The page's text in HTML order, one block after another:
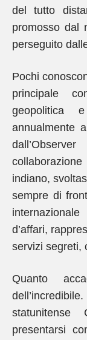
del tutto
promosso dal
perseguito
Pochi
principale
geopolitica
annualmente
indiano,
sempre di
d’affari,
servizi segreti,
Quanto
statunitense
presentarsi